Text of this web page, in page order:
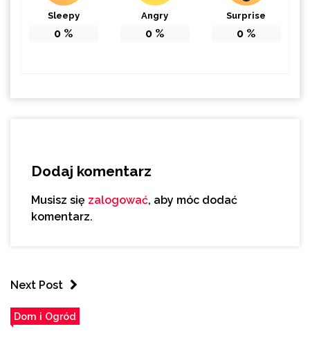
Sleepy
0 %
Angry
0 %
Surprise
0 %
Dodaj komentarz
Musisz się zalogować, aby móc dodać
komentarz.
Next Post
Dom i Ogród